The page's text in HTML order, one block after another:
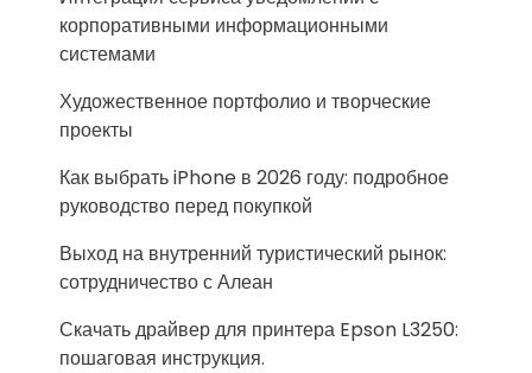
корпоративными информационными
системами
Художественное портфолио и творческие
проекты
Как выбрать iPhone в 2026 году: подробное
руководство перед покупкой
Выход на внутренний туристический рынок:
сотрудничество с Алеан
Скачать драйвер для принтера Epson L3250:
пошаговая инструкция.